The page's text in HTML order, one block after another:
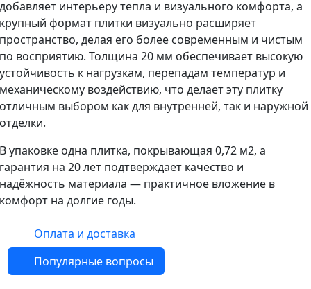
добавляет интерьеру тепла и визуального комфорта, а
крупный формат плитки визуально расширяет
пространство, делая его более современным и чистым
по восприятию. Толщина 20 мм обеспечивает высокую
устойчивость к нагрузкам, перепадам температур и
механическому воздействию, что делает эту плитку
отличным выбором как для внутренней, так и наружной
отделки.
В упаковке одна плитка, покрывающая 0,72 м2, а
гарантия на 20 лет подтверждает качество и
надёжность материала — практичное вложение в
комфорт на долгие годы.
Оплата и доставка
Популярные вопросы